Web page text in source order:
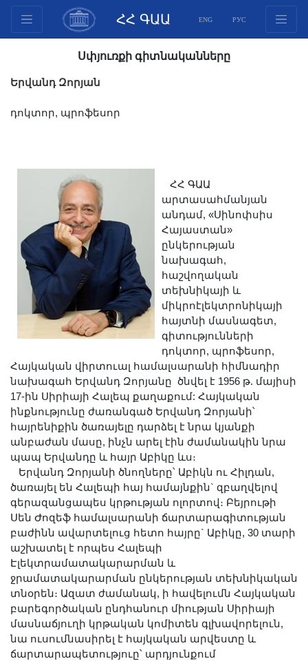
ՀՀ ԳԱԱ ENG РУС
անդամներ
Փաստաթղթեր
Հիմնադրամներ
Գիտաժողովներ
Մրցույթներ
Միջազգային
համագործակցություն
Երիտասարդական
ծրագրեր
Լուսանկարներ
Տեսադարան
Այլ ակադեմիաներ
«Գիտություն» թերթ
«Գիտության աշխարհում»
հանդես
Հրապարակումներ
մամուլում
Ազդեր
Հոբելյաններ
Համալսարաններ
Նորություններ
Գիտական արդյունքներ
Սփյուռքի գիտնականները
Երիտասարդ գիտնականի
ամբիոն
Սփյուռքի գիտնականները
Երվանդ Զորյան
դոկտոր, պրոֆեսոր
ՀՀ ԳԱԱ
արտասահմանյան
անդամ, «Սինոփսիս
Հայաստան»
ընկերության
նախագահ,
հաշվողական
տեխնիկայի և
միկրոէլեկտրոնիկայի
հայտնի մասնագետ,
գիտությունների
դոկտոր, պրոֆեսոր,
Հայկական վիրտուալ համալսարանի հիմնադիր
նախագահ Երվանդ Զորյանը ծնվել է 1956 թ. մայիսի
17-ին Սիրիայի Հալեպ քաղաքում: Հայկական
ինքնությունը ժառանգած Երվանդ Զորյանի՝
հայրենիքին ծառայելը դարձել է նրա կյանքի
անբաժան մասը, ինչն արել էին ժամանակին նրա
պապ Երվանդը և հայր Աբիկը ևս։
Երվանդ Զորյանի ծնողները՝ Աբիկն ու Հիլդան,
ծառայել են Հալեպի հայ համայնքին` զբաղվելով
գերազանցապես կրթության ոլորտով։ Բեյրութի
Սեն Ժոզեֆ համալսարանի ճարտարագիտության
բաժինն ավարտելուց հետո հայրը` Աբիկը, 30 տարի
աշխատել է որպես Հալեպի
Էլեկտրամատակարարման և
ջրամատակարարման ընկերության տեխնիկական
տնօրեն։ Ազատ ժամանակ, ի հավելումն Հայկական
բարեգործական ընդհանուր միության Սիրիայի
մասնաճյուղի կրթական կոմիտեն գլխավորելուն,
նա ուսումնասիրել է հայկական արվեստը և
ճարտարապետություը՝ արդյունքում